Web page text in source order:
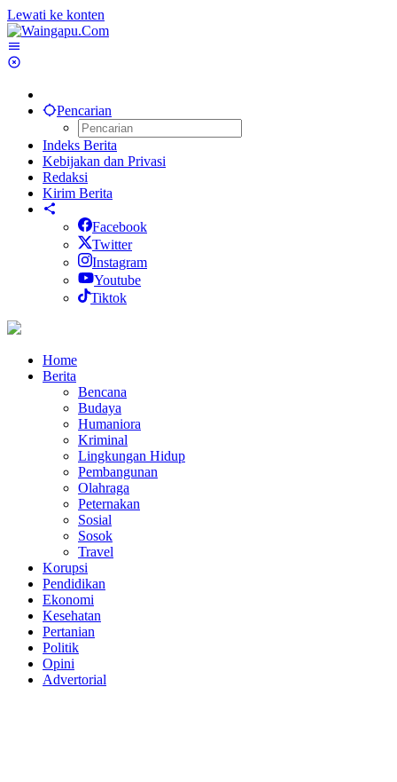
Lewati ke konten
Pencarian
Indeks Berita
Kebijakan dan Privasi
Redaksi
Kirim Berita
Facebook
Twitter
Instagram
Youtube
Tiktok
Home
Berita
Bencana
Budaya
Humaniora
Kriminal
Lingkungan Hidup
Pembangunan
Olahraga
Peternakan
Sosial
Sosok
Travel
Korupsi
Pendidikan
Ekonomi
Kesehatan
Pertanian
Politik
Opini
Advertorial